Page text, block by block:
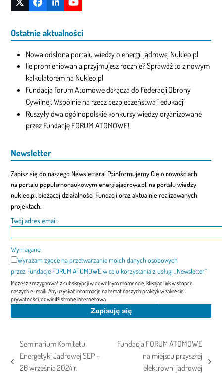
Twitter
(deprecated)
FacebookLinkedInYouTube
Ostatnie aktualności
Nowa odsłona portalu wiedzy o energii jądrowej Nukleo.pl
Ile promieniowania przyjmujesz rocznie? Sprawdź to z nowym
kalkulatorem na Nukleo.pl
Fundacja Forum Atomowe dołącza do Federacji Obrony
Cywilnej. Wspólnie na rzecz bezpieczeństwa i edukacji
Ruszyły dwa ogólnopolskie konkursy wiedzy organizowane
przez Fundację FORUM ATOMOWE!
Newsletter
Zapisz się do naszego Newslettera! Poinformujemy Cię o nowościach
na portalu popularnonaukowym energiajadrowa.pl, na portalu wiedzy
nukleo.pl, bieżącej działalności Fundacji oraz aktualnie realizowanych
projektach.
Twój adres email:
Wymagane:
Wyrażam zgodę na przetwarzanie moich danych osobowych
przez Fundację FORUM ATOMOWE w celu korzystania z usługi „Newsletter”
Możesz zrezygnować z subskrypcji w dowolnym momencie, klikając link w stopce
naszych e-maili. Aby uzyskać informacje na temat naszych praktyk w zakresie
prywatności, odwiedź stronę internetową
previous
Seminarium Komitetu
Energetyki Jądrowej SEP –
26 września 2024 r.
Fundacja FORUM ATOMOWE
na miejscu przyszłej
elektrowni jądrowej